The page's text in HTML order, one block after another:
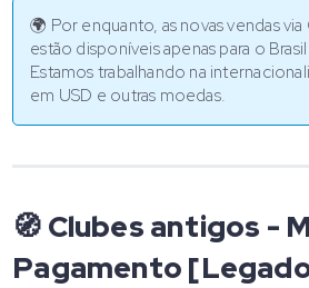
🌍 Por enquanto, as novas vendas
estão disponíveis apenas para o
Estamos trabalhando na
em USD e outras moedas.
🧭 Clubes antigos -
Pagamento